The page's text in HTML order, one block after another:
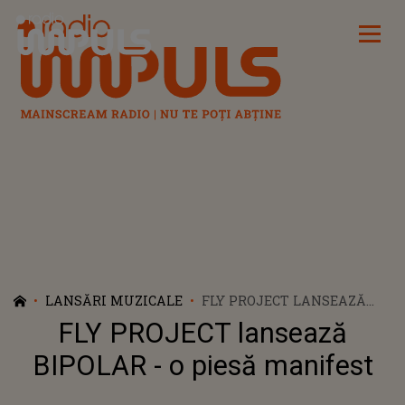
Radio Impuls
LANSĂRI MUZICALE
FLY PROJECT LANSEAZĂ
BIPOLAR - O PIESĂ
MANIFEST
FLY PROJECT lansează
BIPOLAR - o piesă manifest